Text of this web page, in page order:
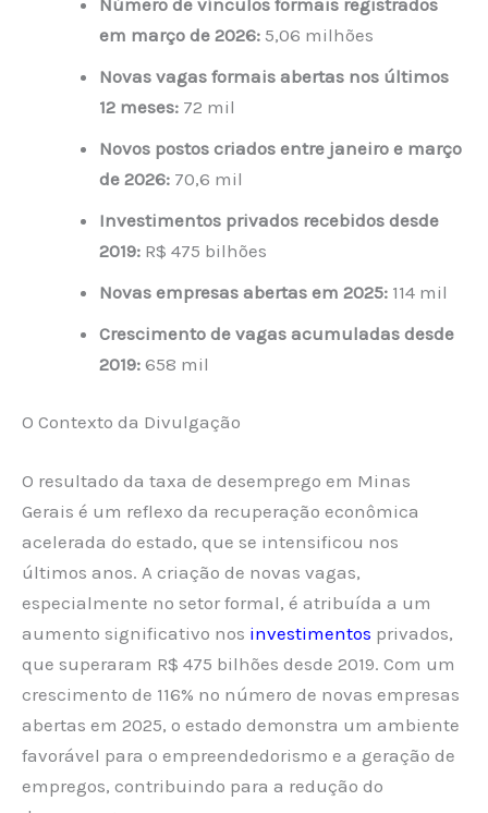
em março de 2026: 5,06 milhões
Novas vagas formais abertas nos últimos
12 meses: 72 mil
Novos postos criados entre janeiro e março
de 2026: 70,6 mil
Investimentos privados recebidos desde
2019: R$ 475 bilhões
Novas empresas abertas em 2025: 114 mil
Crescimento de vagas acumuladas desde
2019: 658 mil
O Contexto da Divulgação
O resultado da taxa de desemprego em Minas
Gerais é um reflexo da recuperação econômica
acelerada do estado, que se intensificou nos
últimos anos. A criação de novas vagas,
especialmente no setor formal, é atribuída a um
aumento significativo nos investimentos privados,
que superaram R$ 475 bilhões desde 2019. Com um
crescimento de 116% no número de novas empresas
abertas em 2025, o estado demonstra um ambiente
favorável para o empreendedorismo e a geração de
empregos, contribuindo para a redução do